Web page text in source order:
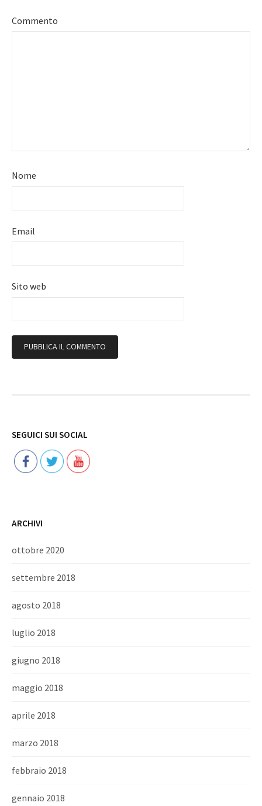
Commento
Nome
Email
Sito web
SEGUICI SUI SOCIAL
ARCHIVI
ottobre 2020
settembre 2018
agosto 2018
luglio 2018
giugno 2018
maggio 2018
aprile 2018
marzo 2018
febbraio 2018
gennaio 2018